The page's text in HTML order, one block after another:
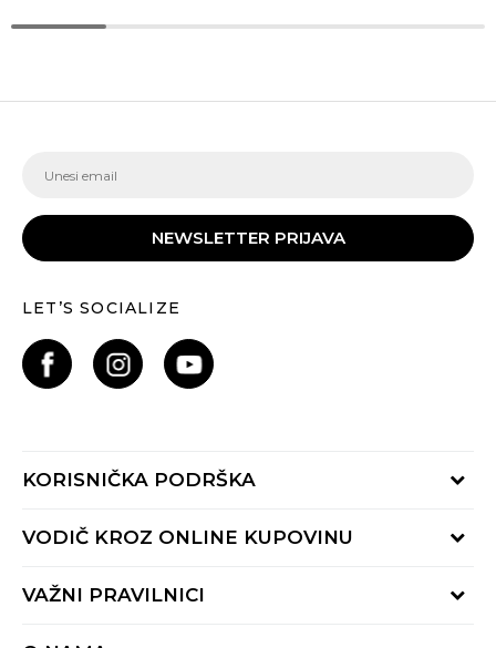
NEWSLETTER PRIJAVA
LET’S SOCIALIZE
KORISNIČKA PODRŠKA
Provjeri status porudžbine
Radno vrijeme 9-16h
VODIČ KROZ ONLINE KUPOVINU
Načini isporuke
Reklamacije
VAŽNI PRAVILNICI